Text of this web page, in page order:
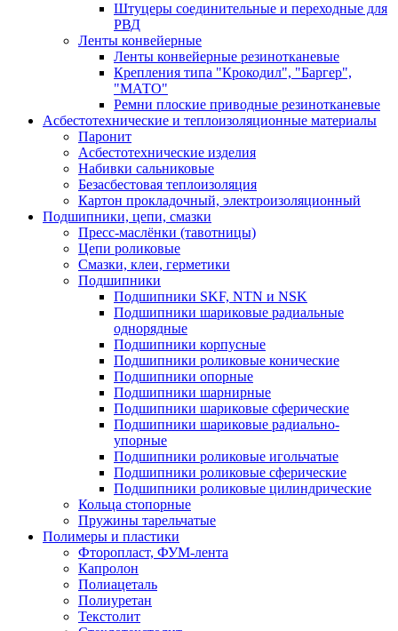
Штуцеры соединительные и переходные для
РВД
Ленты конвейерные
Ленты конвейерные резинотканевые
Крепления типа "Крокодил", "Баргер",
"МАТО"
Ремни плоские приводные резинотканевые
Асбестотехнические и теплоизоляционные материалы
Паронит
Асбестотехнические изделия
Набивки сальниковые
Безасбестовая теплоизоляция
Картон прокладочный, электроизоляционный
Подшипники, цепи, смазки
Пресс-маслёнки (тавотницы)
Цепи роликовые
Смазки, клеи, герметики
Подшипники
Подшипники SKF, NTN и NSK
Подшипники шариковые радиальные
однорядные
Подшипники корпусные
Подшипники роликовые конические
Подшипники опорные
Подшипники шарнирные
Подшипники шариковые сферические
Подшипники шариковые радиально-
упорные
Подшипники роликовые игольчатые
Подшипники роликовые сферические
Подшипники роликовые цилиндрические
Кольца стопорные
Пружины тарельчатые
Полимеры и пластики
Фторопласт, ФУМ-лента
Капролон
Полиацеталь
Полиуретан
Текстолит